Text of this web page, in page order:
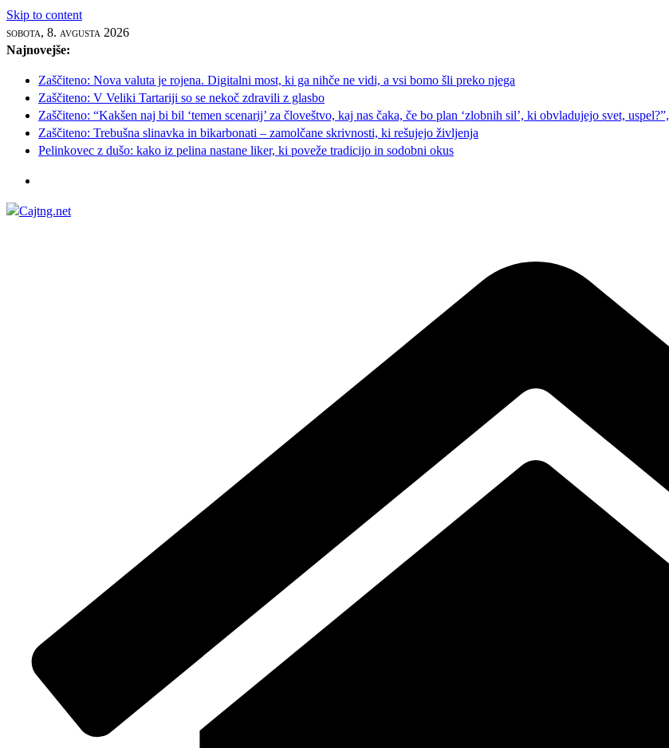
Skip to content
sobota, 8. avgusta 2026
Najnovejše:
Zaščiteno: Nova valuta je rojena. Digitalni most, ki ga nihče ne vidi, a vsi bomo šli preko njega
Zaščiteno: V Veliki Tartariji so se nekoč zdravili z glasbo
Zaščiteno: “Kakšen naj bi bil ‘temen scenarij’ za človeštvo, kaj nas čaka, če bo plan ‘zlobnih sil’, ki obvladujejo svet,
Zaščiteno: Trebušna slinavka in bikarbonati – zamolčane skrivnosti, ki rešujejo življenja
Pelinkovec z dušo: kako iz pelina nastane liker, ki poveže tradicijo in sodobni okus